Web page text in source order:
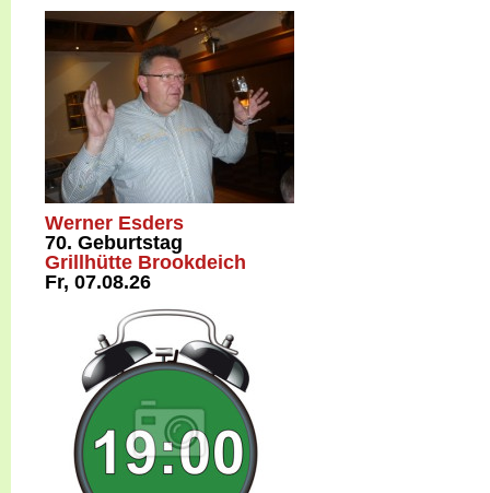
Werner Esders
70. Geburtstag
Grillhütte Brookdeich
Fr, 07.08.26